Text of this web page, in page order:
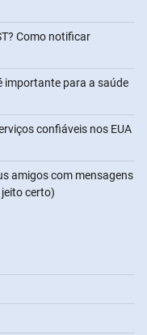
Como notificar
importante para a saúde
confiáveis nos EUA
amigos com mensagens
certo)